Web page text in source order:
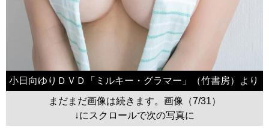
小日向ゆりＤＶＤ「ミルキー・グラマー」（竹書房）より
まだまだ画像は続きます。画像（7/31）
↓にスクロールで次の写真に